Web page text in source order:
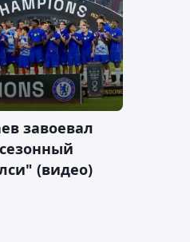
завоевал
(видео)